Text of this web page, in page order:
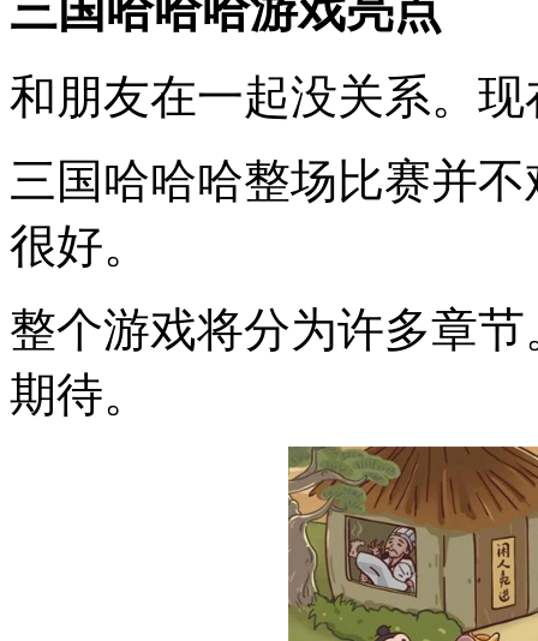
和朋友在一起没关系。
三国哈哈哈整场比赛并
很好。
整个游戏将分为许多章
期待。